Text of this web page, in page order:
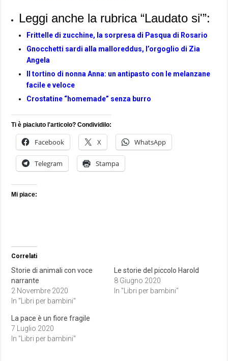
Leggi anche la rubrica “Laudato si'”:
Frittelle di zucchine, la sorpresa di Pasqua di Rosario
Gnocchetti sardi alla malloreddus, l’orgoglio di Zia
Angela
Il tortino di nonna Anna: un antipasto con le melanzane
facile e veloce
Crostatine “homemade” senza burro
Ti è piaciuto l'articolo? Condividilo:
Facebook X WhatsApp
Telegram Stampa
Mi piace:
Correlati
Storie di animali con voce
narrante
2 Novembre 2020
In "Libri per bambini"
Le storie del piccolo Harold
8 Giugno 2020
In "Libri per bambini"
La pace è un fiore fragile
7 Luglio 2020
In "Libri per bambini"